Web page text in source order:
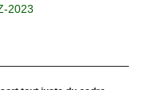
2023